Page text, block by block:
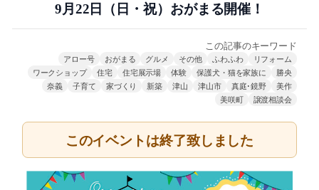
9月22日（日・祝）おがまる開催！
この記事のキーワード
アロー号 おがまる グルメ その他 ふわふわ
リフォーム
ワークショップ
住宅 住宅展示場 体験 保護犬・猫を家族に
勝央
奈義
子育て 家づくり 新築 津山 津山市 真庭･鏡野
美作
美咲町
譲渡相談会
このイベントは終了致しました